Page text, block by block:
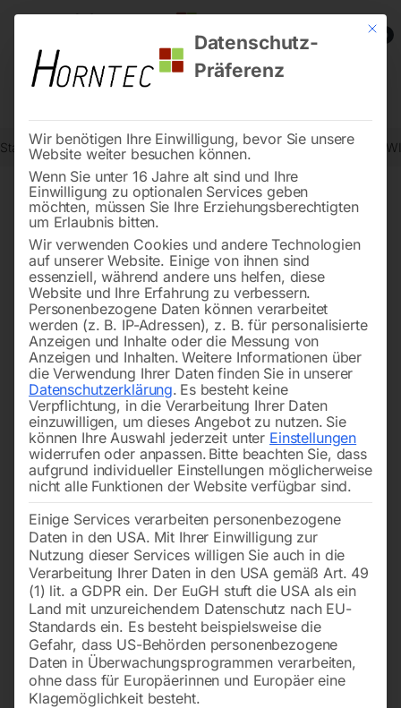
0
Start Schweisstechnologie Schweißzubehör und Verschleißteile
Frontplatine Nr. 36 zu DIGI-TIG
Mit
Datenschutz-
Präferenz
Wir benötigen Ihre Einwilligung, bevor Sie unsere
Website weiter besuchen können.
Wenn Sie unter 16 Jahre alt sind und Ihre
Einwilligung zu optionalen Services geben
möchten, müssen Sie Ihre Erziehungsberechtigten
um Erlaubnis bitten.
Wir verwenden Cookies und andere Technologien
auf unserer Website. Einige von ihnen sind
essenziell, während andere uns helfen, diese
Website und Ihre Erfahrung zu verbessern.
Personenbezogene Daten können verarbeitet
werden (z. B. IP-Adressen), z. B. für personalisierte
Anzeigen und Inhalte oder die Messung von
Anzeigen und Inhalten. Weitere Informationen über
die Verwendung Ihrer Daten finden Sie in unserer
Datenschutzerklärung. Es besteht keine
Verpflichtung, in die Verarbeitung Ihrer Daten
einzuwilligen, um dieses Angebot zu nutzen. Sie
können Ihre Auswahl jederzeit unter Einstellungen
widerrufen oder anpassen. Bitte beachten Sie, dass
aufgrund individueller Einstellungen möglicherweise
nicht alle Funktionen der Website verfügbar sind.
Einige Services verarbeiten personenbezogene
Daten in den USA. Mit Ihrer Einwilligung zur
Nutzung dieser Services willigen Sie auch in die
Verarbeitung Ihrer Daten in den USA gemäß Art. 49
(1) lit. a GDPR ein. Der EuGH stuft die USA als ein
Land mit unzureichendem Datenschutz nach EU-
Standards ein. Es besteht beispielsweise die
Gefahr, dass US-Behörden personenbezogene
Daten in Überwachungsprogrammen verarbeiten,
ohne dass für Europäerinnen und Europäer eine
Klagemöglichkeit besteht.